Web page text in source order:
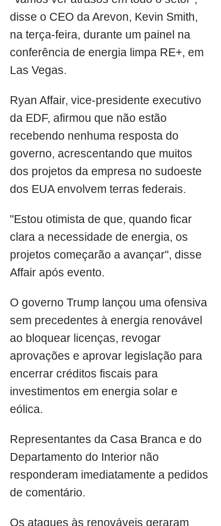
disse o CEO da Arevon, Kevin Smith,
na terça-feira, durante um painel na
conferência de energia limpa RE+, em
Las Vegas.
Ryan Affair, vice-presidente executivo
da EDF, afirmou que não estão
recebendo nenhuma resposta do
governo, acrescentando que muitos
dos projetos da empresa no sudoeste
dos EUA envolvem terras federais.
"Estou otimista de que, quando ficar
clara a necessidade de energia, os
projetos começarão a avançar", disse
Affair após evento.
O governo Trump lançou uma ofensiva
sem precedentes à energia renovável
ao bloquear licenças, revogar
aprovações e aprovar legislação para
encerrar créditos fiscais para
investimentos em energia solar e
eólica.
Representantes da Casa Branca e do
Departamento do Interior não
responderam imediatamente a pedidos
de comentário.
Os ataques às renováveis geraram